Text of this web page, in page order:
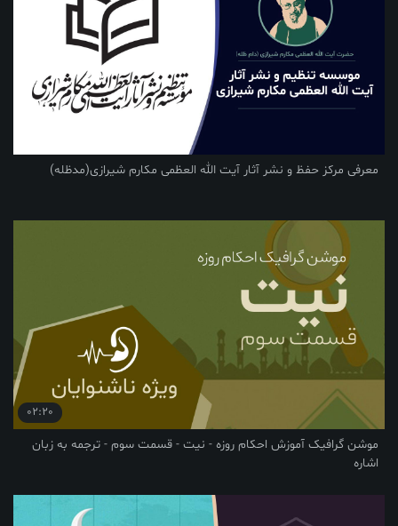
معرفی مرکز حفظ و نشر آثار آیت الله العظمی مکارم شیرازی(مدظله)
02:20
موشن گرافیک آموزش احکام روزه - نیت - قسمت سوم - ترجمه به زبان
اشاره